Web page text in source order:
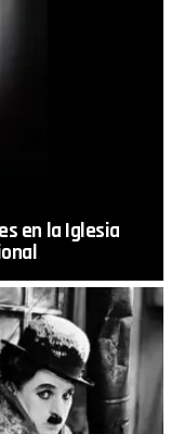
en la Iglesia